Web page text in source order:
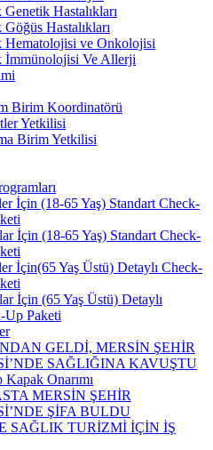
Hastalıkları
Hastalıkları
Hematolojisi ve Onkolojisi
İmmünolojisi Ve Allerji
Birim Koordinatörü
Yetkilisi
Birim Yetkilisi
İçin (18-65 Yaş) Standart Check-
İçin (18-65 Yaş) Standart Check-
İçin(65 Yaş Üstü) Detaylı Check-
İçin (65 Yaş Üstü) Detaylı
Up Paketi
GELDİ, MERSİN ŞEHİR
SAĞLIĞINA KAVUŞTU
Kapak Onarımı
MERSİN ŞEHİR
ŞİFA BULDU
SAĞLIK TURİZMİ İÇİN İŞ